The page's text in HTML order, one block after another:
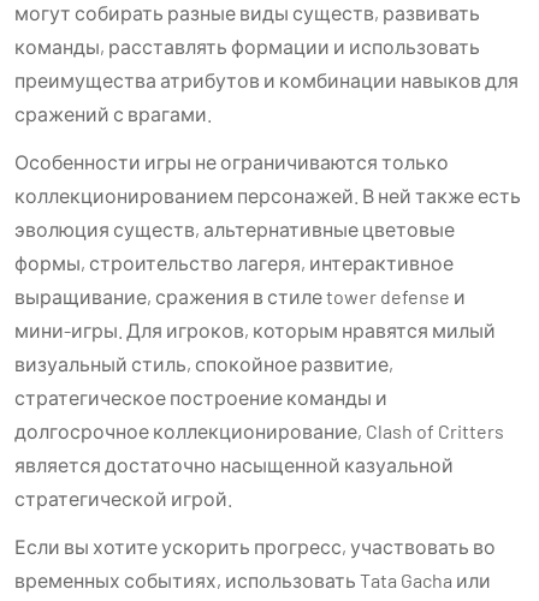
могут собирать разные виды существ, развивать
команды, расставлять формации и использовать
преимущества атрибутов и комбинации навыков для
сражений с врагами.
Особенности игры не ограничиваются только
коллекционированием персонажей. В ней также есть
эволюция существ, альтернативные цветовые
формы, строительство лагеря, интерактивное
выращивание, сражения в стиле tower defense и
мини-игры. Для игроков, которым нравятся милый
визуальный стиль, спокойное развитие,
стратегическое построение команды и
долгосрочное коллекционирование, Clash of Critters
является достаточно насыщенной казуальной
стратегической игрой.
Если вы хотите ускорить прогресс, участвовать во
временных событиях, использовать Tata Gacha или